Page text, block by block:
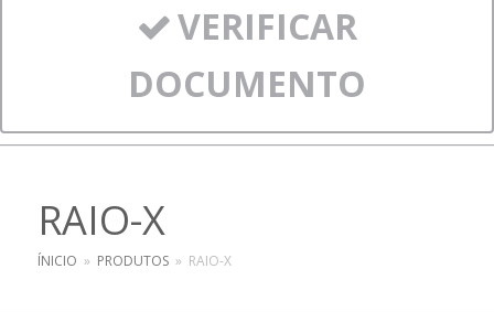
VERIFICAR
DOCUMENTO
RAIO-X
ÍNICIO » PRODUTOS » RAIO-X